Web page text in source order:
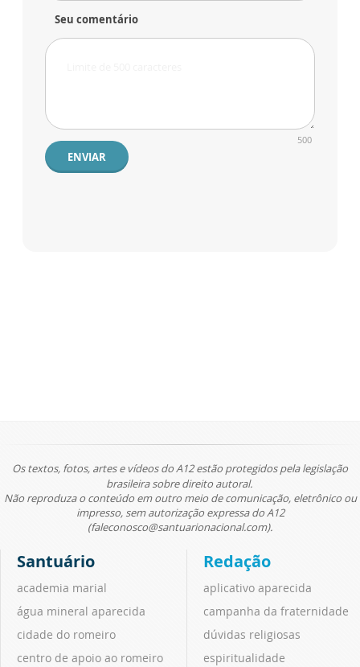
Seu comentário
500
ENVIAR
Os textos, fotos, artes e vídeos do A12 estão protegidos pela legislação
brasileira sobre direito autoral.
Não reproduza o conteúdo em outro meio de comunicação, eletrônico ou
impresso, sem autorização expressa do A12
(faleconosco@santuarionacional.com).
Santuário
academia marial
água mineral aparecida
cidade do romeiro
centro de apoio ao romeiro
Redação
aplicativo aparecida
campanha da fraternidade
dúvidas religiosas
espiritualidade